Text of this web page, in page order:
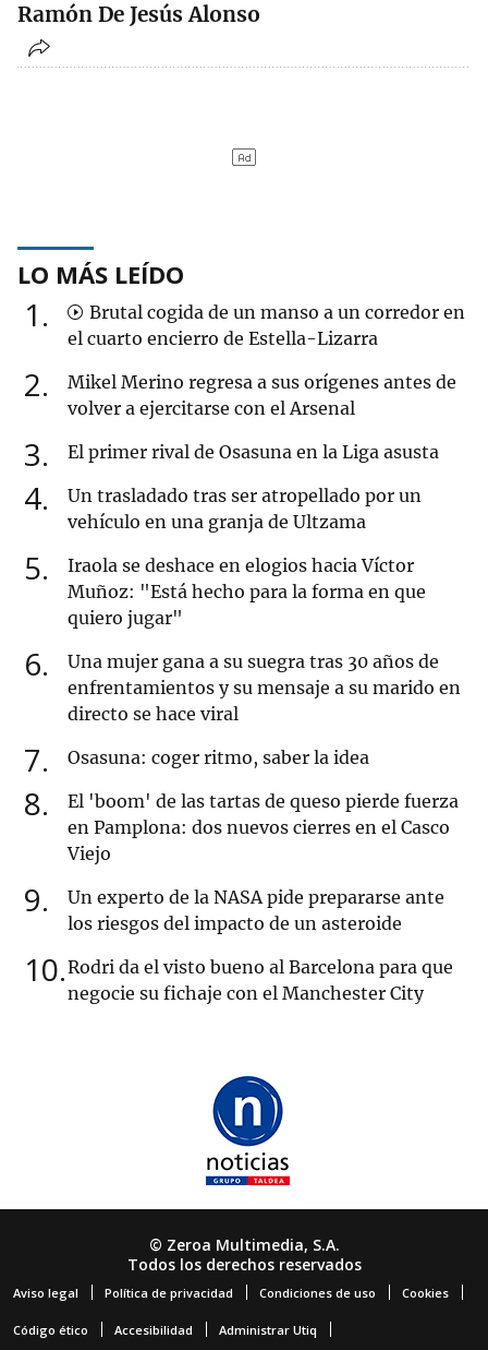
Ramón De Jesús Alonso
LO MÁS LEÍDO
1
Brutal cogida de un manso a un corredor en
el cuarto encierro de Estella-Lizarra
2
Mikel Merino regresa a sus orígenes antes de
volver a ejercitarse con el Arsenal
3 El primer rival de Osasuna en la Liga asusta
4
Un trasladado tras ser atropellado por un
vehículo en una granja de Ultzama
5
Iraola se deshace en elogios hacia Víctor
Muñoz: "Está hecho para la forma en que
quiero jugar"
6
Una mujer gana a su suegra tras 30 años de
enfrentamientos y su mensaje a su marido en
directo se hace viral
7 Osasuna: coger ritmo, saber la idea
8
El 'boom' de las tartas de queso pierde fuerza
en Pamplona: dos nuevos cierres en el Casco
Viejo
9
Un experto de la NASA pide prepararse ante
los riesgos del impacto de un asteroide
10 Rodri da el visto bueno al Barcelona para que
negocie su fichaje con el Manchester City
© Zeroa Multimedia, S.A.
Todos los derechos reservados
Aviso legal Política de privacidad Condiciones de uso Cookies
Código ético Accesibilidad Administrar Utiq